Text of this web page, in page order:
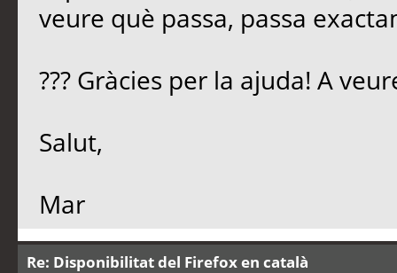
veure què passa, passa
??? Gràcies per la ajuda! A
Salut,
Mar
Re: Disponibilitat del Firefox en català